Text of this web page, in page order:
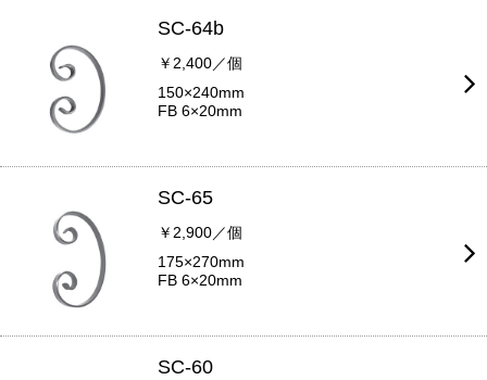
SC-64b
￥2,400／個
150×240mm
FB 6×20mm
SC-65
￥2,900／個
175×270mm
FB 6×20mm
SC-60